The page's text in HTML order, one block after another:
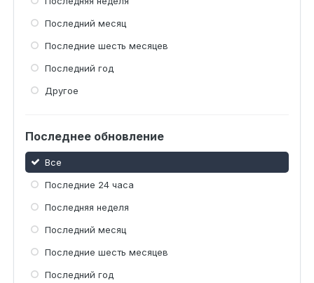
Последний месяц
Последние шесть месяцев
Последний год
Другое
Последнее обновление
Все
Последние 24 часа
Последняя неделя
Последний месяц
Последние шесть месяцев
Последний год